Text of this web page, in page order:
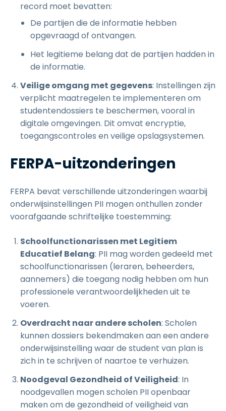
record moet bevatten:
De partijen die de informatie hebben
opgevraagd of ontvangen.
Het legitieme belang dat de partijen hadden in
de informatie.
Veilige omgang met gegevens: Instellingen zijn
verplicht maatregelen te implementeren om
studentendossiers te beschermen, vooral in
digitale omgevingen. Dit omvat encryptie,
toegangscontroles en veilige opslagsystemen.
FERPA-uitzonderingen
FERPA bevat verschillende uitzonderingen waarbij
onderwijsinstellingen PII mogen onthullen zonder
voorafgaande schriftelijke toestemming:
Schoolfunctionarissen met Legitiem
Educatief Belang: PII mag worden gedeeld met
schoolfunctionarissen (leraren, beheerders,
aannemers) die toegang nodig hebben om hun
professionele verantwoordelijkheden uit te
voeren.
Overdracht naar andere scholen: Scholen
kunnen dossiers bekendmaken aan een andere
onderwijsinstelling waar de student van plan is
zich in te schrijven of naartoe te verhuizen.
Noodgeval Gezondheid of Veiligheid: In
noodgevallen mogen scholen PII openbaar
maken om de gezondheid of veiligheid van